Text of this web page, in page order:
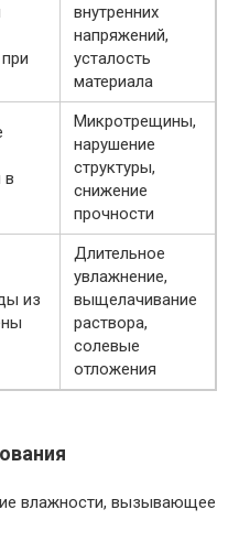
внутренних
напряжений,
усталость
материала
в
Микротрещины,
нарушение
структуры,
снижение
прочности
из
Длительное
увлажнение,
выщелачивание
раствора,
солевые
отложения
влажности, вызывающее